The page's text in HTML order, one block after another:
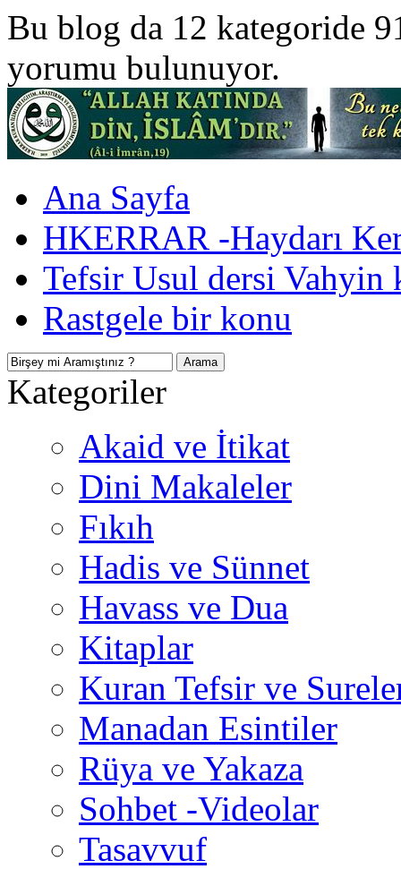
Bu blog da 12 kategoride
yorumu bulunuyor.
Ana Sayfa
HKERRAR -Haydarı
Tefsir Usul dersi Vahyin
Rastgele bir konu
Kategoriler
Akaid ve İtikat
Dini Makaleler
Fıkıh
Hadis ve Sünnet
Havass ve Dua
Kitaplar
Kuran Tefsir ve
Manadan Esintiler
Rüya ve Yakaza
Sohbet -Videolar
Tasavvuf